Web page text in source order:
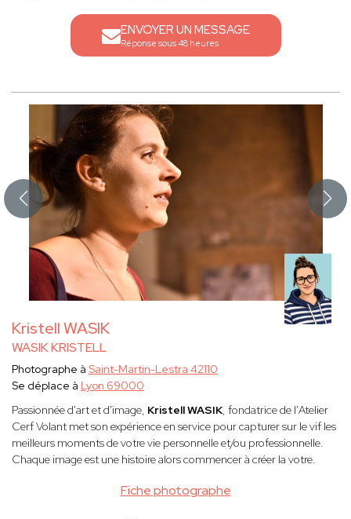
ENVOYER UN MESSAGE
Réponse sous 48 heures
Kristell WASIK
WASIK KRISTELL
Fiche photographe
Photographe à Saint-Martin-Lestra 42110
Se déplace à Lyon 69000
Passionnée d'art et d'image, Kristell WASIK, fondatrice de l'Atelier
Cerf Volant met son expérience en service pour capturer sur le vif les
meilleurs moments de votre vie personnelle et/ou professionnelle.
Chaque image est une histoire alors commencer à créer la votre.